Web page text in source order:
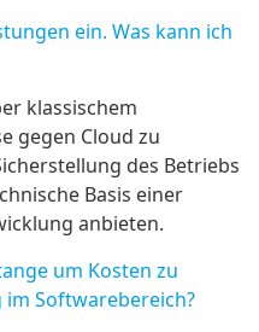
ein. Was kann ich
klassischem
gegen Cloud zu
des Betriebs
Basis einer
anbieten.
um Kosten zu
Softwarebereich?